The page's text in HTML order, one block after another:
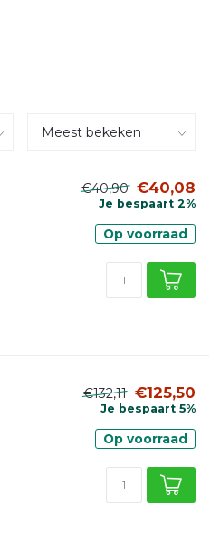
€40,90 €40,08
Je bespaart 2%
Op voorraad
€132,11 €125,50
Je bespaart 5%
Op voorraad